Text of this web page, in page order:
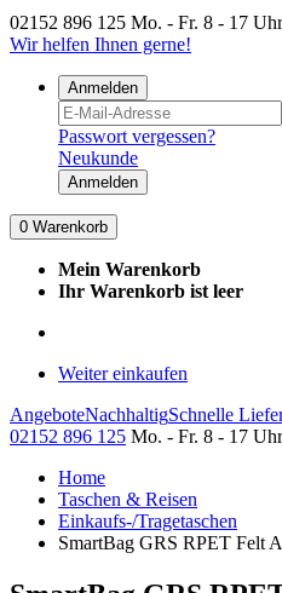
02152 896 125 Mo. - Fr. 8 - 17 Uhr
Wir helfen Ihnen gerne!
Anmelden
Passwort vergessen?
Neukunde
Anmelden
0 Warenkorb
Mein Warenkorb
Ihr Warenkorb ist leer
Weiter einkaufen
AngeboteNachhaltigSchnelle
02152 896 125 Mo. - Fr. 8 - 17 Uhr
Home
Taschen & Reisen
Einkaufs-/Tragetaschen
SmartBag GRS RPET Felt